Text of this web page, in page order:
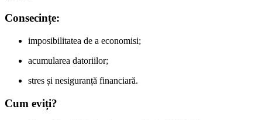
Consecințe:
imposibilitatea de a economisi;
acumularea datoriilor;
stres și nesiguranță financiară.
Cum eviți?